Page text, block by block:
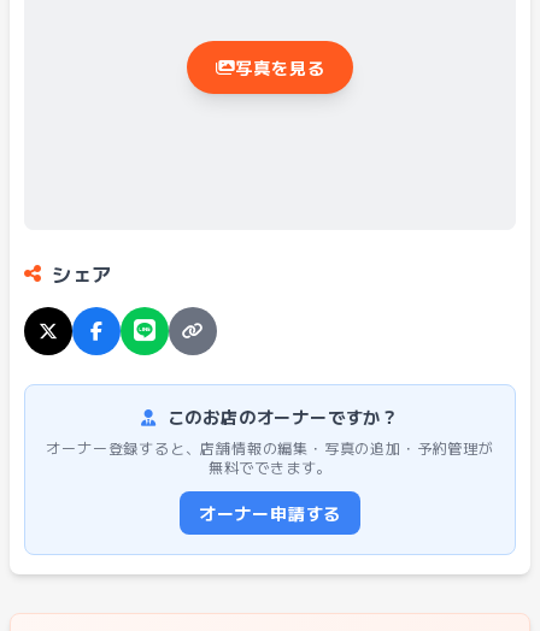
写真を見る
シェア
このお店のオーナーですか？
オーナー登録すると、店舗情報の編集・写真の追加・予約管理が
無料でできます。
オーナー申請する